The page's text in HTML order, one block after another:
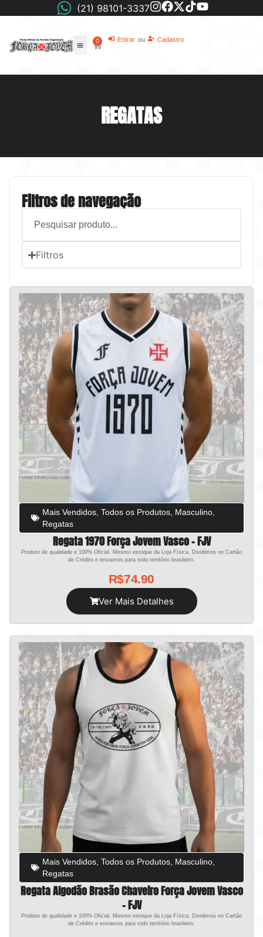
(21) 98101-3337
0 Entrar ou Cadastro
REGATAS
Filtros de navegação
Filtros
Mais Vendidos, Todos os Produtos, Masculino,
Regatas
Regata 1970 Força Jovem Vasco – FJV
Produto de qualidade e 100% Oficial. Mesmo estoque da Loja Física. Dividimos no Cartão
de Crédito e enviamos para todo território brasileiro.
R$74.90
Ver Mais Detalhes
Mais Vendidos Todos os Produtos Masculino
Regatas
Regata Algodão Brasão Chaveiro Força Jovem Vasco
– FJV
Produto de qualidade e 100% Oficial. Mesmo estoque da Loja Física. Dividimos no Cartão
de Crédito e enviamos para todo território brasileiro.